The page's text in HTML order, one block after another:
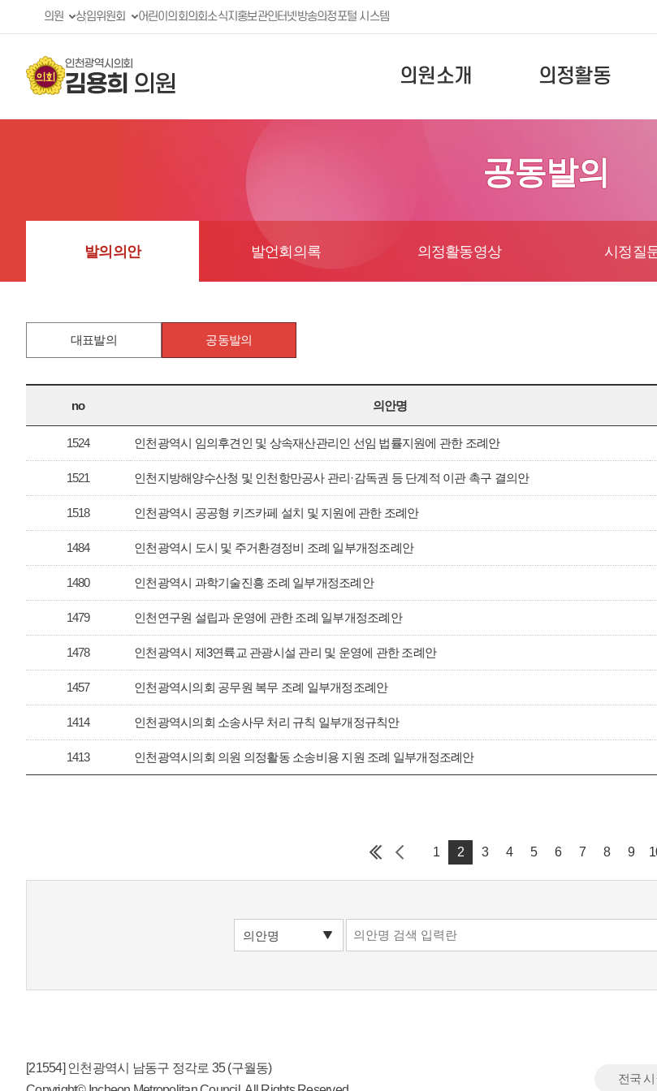
의원 상임위원회 어린이의회의회소식지 홍보관인터넷방송의정포털 시스템
인천광역시의회
김용희 의원 의원소개 의정활동
공동발의
발의의안 발언회의록 의정활동영상 시정질
대표발의
공동발의
no 의안명
1524 인천광역시 임의후견인 및 상속재산관리인 선임 법률지원에 관한 조례안
1521 인천지방해양수산청 및 인천항만공사 관리·감독권 등 단계적 이관 촉구 결의안
1518 인천광역시 공공형 키즈카페 설치 및 지원에 관한 조례안
1484 인천광역시 도시 및 주거환경정비 조례 일부개정조례안
1480 인천광역시 과학기술진흥 조례 일부개정조례안
1479 인천연구원 설립과 운영에 관한 조례 일부개정조례안
1478 인천광역시 제3연륙교 관광시설 관리 및 운영에 관한 조례안
1457 인천광역시의회 공무원 복무 조례 일부개정조례안
1414 인천광역시의회 소송사무 처리 규칙 일부개정규칙안
1413 인천광역시의회 의원 의정활동 소송비용 지원 조례 일부개정조례안
1 2 3 4 5 6 7 8 9
[21554] 인천광역시 남동구 정각로 35 (구월동)
전국 시